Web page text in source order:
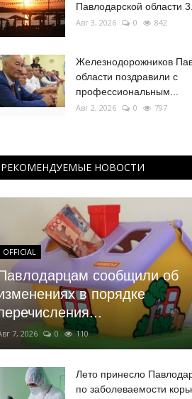
Павлодарской области
Авг 3, 2026 0 842
Железнодорожников
области поздравили с
профессиональным...
Авг 2, 2026 0 797
РЕКОМЕНДУЕМЫЕ НОВОСТИ
OFFICIAL
сообщили об
в порядке
7, 2026 0 110
Лето принесло
по заболеваемости